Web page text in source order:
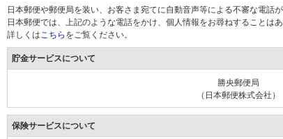
日本郵便や郵便局を装い、お客さま宛てに自動音声等による不審な電話
日本郵便では、上記のような電話をかけ、個人情報をお尋ねすることはあ
詳しくは こちらをご覧ください。
貯金サービスについて
勝央郵便局
（日本郵便株式会社）
保険サービスについて